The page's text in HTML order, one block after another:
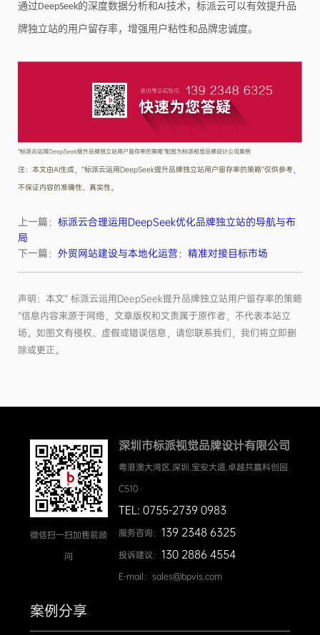
通过DeepSeek的深度数据分析和AI技术，标派云可以有效提升品
牌独立站的用户留存率，增强用户粘性和品牌忠诚度。
“标派云运用DeepSeek提升品牌独立站用户留存率的策略”配图为标派视觉品牌设计公司案例
注：本文由AI生成，“标派云运用DeepSeek提升品牌独立站用户留存率的策略”仅供参考，
不保证内容的准确性、真实性。
上一篇： 标派云合理运用DeepSeek优化品牌独立站的导航与布
局
下一篇： 外贸网站建设与本地化运营：精准对接目标市场
声明：本文“ 标派云运用DeepSeek提升品牌独立站用户留存率的策略
”信息内容来源于网络，文章版权和文责属于原作者，不代表本站立
场。如图文有侵权、虚假或错误信息，请您联系我们，我们将立即删
除或更正。
微信扫一扫加售前顾
问
深圳市标派视觉品牌设计有限公司
粤港澳大湾区.深圳.宝安大道.卓越共赢科创园
C510
TEL: 0755-2739 0983
服务咨询： 139 2348 6325
投诉建议： 130 2886 4554
E-mail：sales@bpvis.com
案例分享